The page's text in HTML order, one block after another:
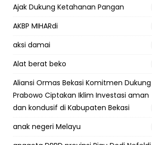
Ajak Dukung Ketahanan Pangan
AKBP MIHARdi
aksi damai
Alat berat beko
Aliansi Ormas Bekasi Komitmen Dukung
Prabowo Ciptakan Iklim Investasi aman
dan kondusif di Kabupaten Bekasi
anak negeri Melayu